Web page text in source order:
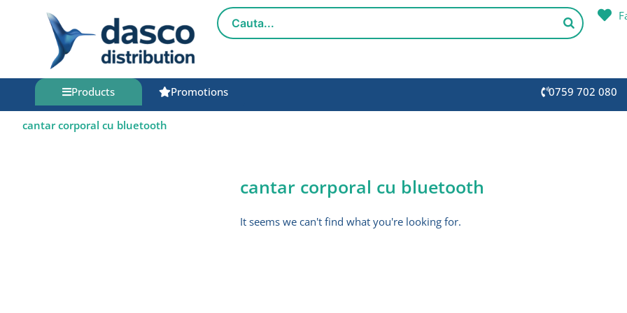
Products Promotions 0759 702 080
cantar corporal cu bluetooth
cantar corporal cu bluetooth
It seems we can't find what you're looking for.